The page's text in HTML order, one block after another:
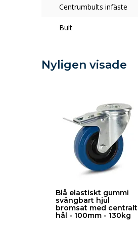
Centrumbults infäste
Bult
Nyligen visade
Blå elastiskt gummi
svängbart hjul
bromsat med centralt
hål - 100mm - 130kg